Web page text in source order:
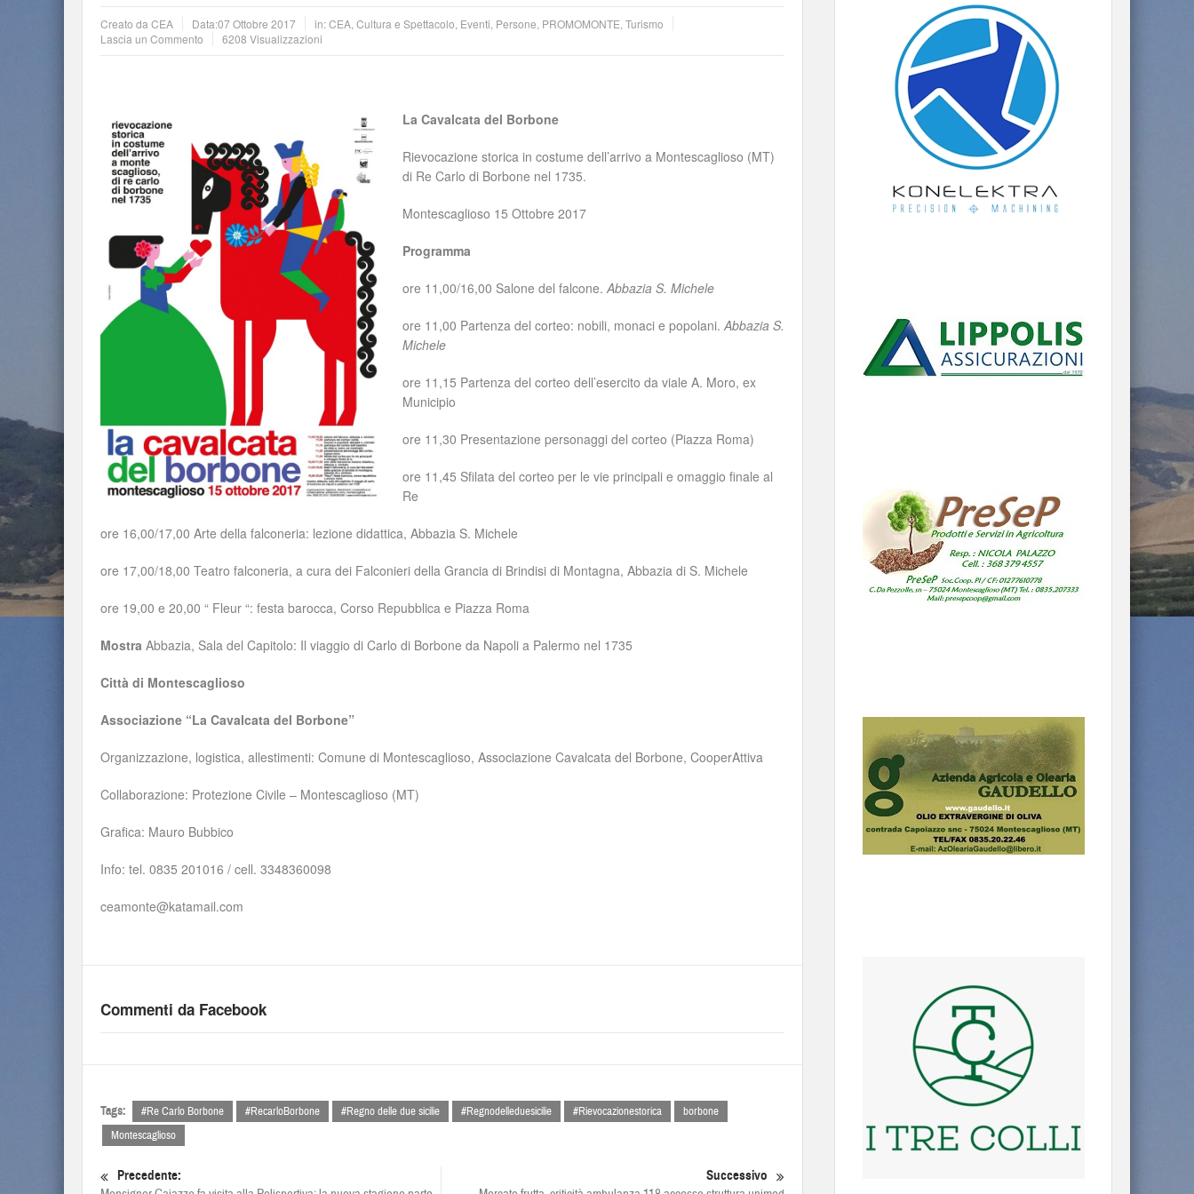
Creato da CEA Data:07 Ottobre 2017 in:CEA Cultura e Spettacolo Eventi Persone PROMOMONTE Turismo
Lascia un Commento
6208 Visualizzazioni
La Cavalcata del Borbone
Rievocazione storica in costume dell’arrivo a Montescaglioso (MT)
di Re Carlo di Borbone nel 1735.
Montescaglioso 15 Ottobre 2017
Programma
ore 11,00/16,00 Salone del falcone.Abbazia S. Michele
ore 11,00 Partenza del corteo: nobili, monaci e popolani.Abbazia S.
Michele
ore 11,15 Partenza del corteo dell’esercito da viale A. Moro, ex
Municipio
ore 11,30 Presentazione personaggi del corteo (Piazza Roma)
ore 11,45 Sfilata del corteo per le vie principali e omaggio finale al
Re
ore 16,00/17,00 Arte della falconeria: lezione didattica, Abbazia S. Michele
ore 17,00/18,00 Teatro falconeria, a cura dei Falconieri della Grancia di Brindisi di Montagna, Abbazia di S. Michele
ore 19,00 e 20,00 “ Fleur “: festa barocca, Corso Repubblica e Piazza Roma
Mostra Abbazia, Sala del Capitolo: Il viaggio di Carlo di Borbone da Napoli a Palermo nel 1735
Città di Montescaglioso
Associazione “La Cavalcata del Borbone”
Organizzazione, logistica, allestimenti: Comune di Montescaglioso, Associazione Cavalcata del Borbone, CooperAttiva
Collaborazione: Protezione Civile – Montescaglioso (MT)
Grafica: Mauro Bubbico
Info: tel. 0835 201016 / cell. 3348360098
ceamonte@katamail.com
Commenti da Facebook
Tags: #Re Carlo Borbone #RecarloBorbone #Regno delle due sicilie #Regnodelleduesicilie #Rievocazionestorica
borbone
Montescaglioso
Precedente: Successivo